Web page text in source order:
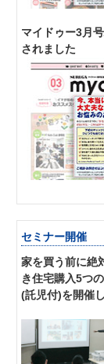
マイドゥー3月
されました
セミナー開催
家を買う前に絶
き住宅購入5つ
(託児付)を開催